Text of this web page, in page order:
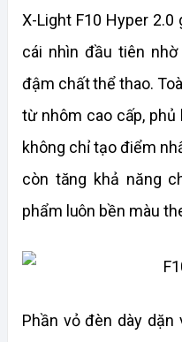
X-Light F10 Hyper
cái nhìn đầu tiên
đậm chất thể thao.
từ nhôm cao cấp, phủ
không chỉ tạo điểm
còn tăng khả năng
phẩm luôn bền màu
Phần vỏ đèn dày